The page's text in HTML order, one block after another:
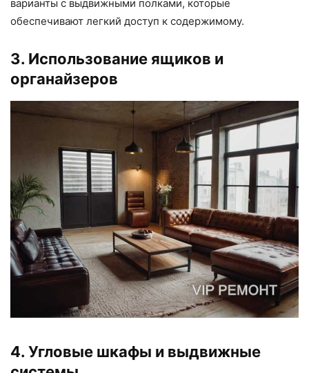
варианты с выдвижными полками, которые
обеспечивают легкий доступ к содержимому.
3. Использование ящиков и
органайзеров
4. Угловые шкафы и выдвижные